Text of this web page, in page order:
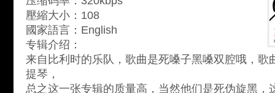
壓縮大小：108
國家語言：English
专辑介绍：
来自比利时的乐队，歌曲是死嗓子黑嗓双腔哦，歌
提琴，
总之这一张专辑的质量高，当然他们是死伪旋黑，